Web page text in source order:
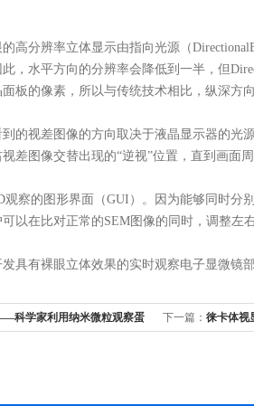
高分辨率立体显示由指向光源（
，水平方向的分辨率会降低到一半，但
板的像素，所以与传统技术相比，纵深方
的视差图像的方向取决于液晶显示器的
差图像交替出现的“逆视”位置，直到画面
观察的图形界面（GUI）。因为能够同时分
以在比对正常的SEM图像的同时，调整左
具有裸眼立体效果的实时观察电子显微镜
科学家利用纳米微粒观察蛋 下一篇： 徕卡体视